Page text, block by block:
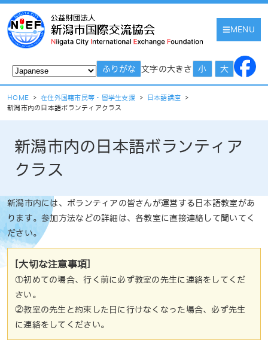
MENU
ふりがな 文字の大きさ 小 大
HOME > 在住外国籍市民等・留学生支援 > 日本語講座
>
新潟市内の日本語ボランティアクラス
新潟市内の日本語ボランティア
クラス
新潟市内には、ボランティアの皆さんが運営する日本語教室があ
ります。参加方法などの詳細は、各教室に直接連絡して聞いてく
ださい。
[大切な注意事項]
①初めての場合、行く前に必ず教室の先生に連絡をしてくだ
さい。
②教室の先生と約束した日に行けなくなった場合、必ず先生
に連絡をしてください。